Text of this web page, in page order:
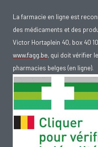
La farmacie en ligne est
des médicaments et des
Victor Hortaplein 40, box 40
www.fagg.be, qui doit vérifier
pharmacies belges (en ligne).